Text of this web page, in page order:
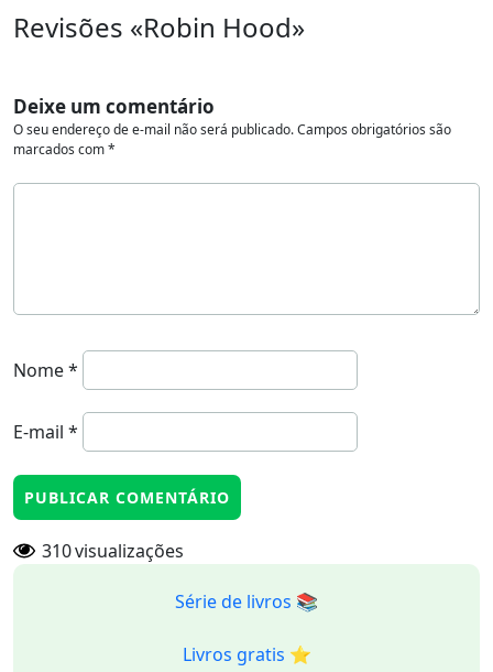
Revisões «Robin Hood»
Deixe um comentário
O seu endereço de e-mail não será publicado.Campos obrigatórios são
marcados com*
Nome*
E-mail *
310visualizações
Série de livros 📚
Livros gratis ⭐️